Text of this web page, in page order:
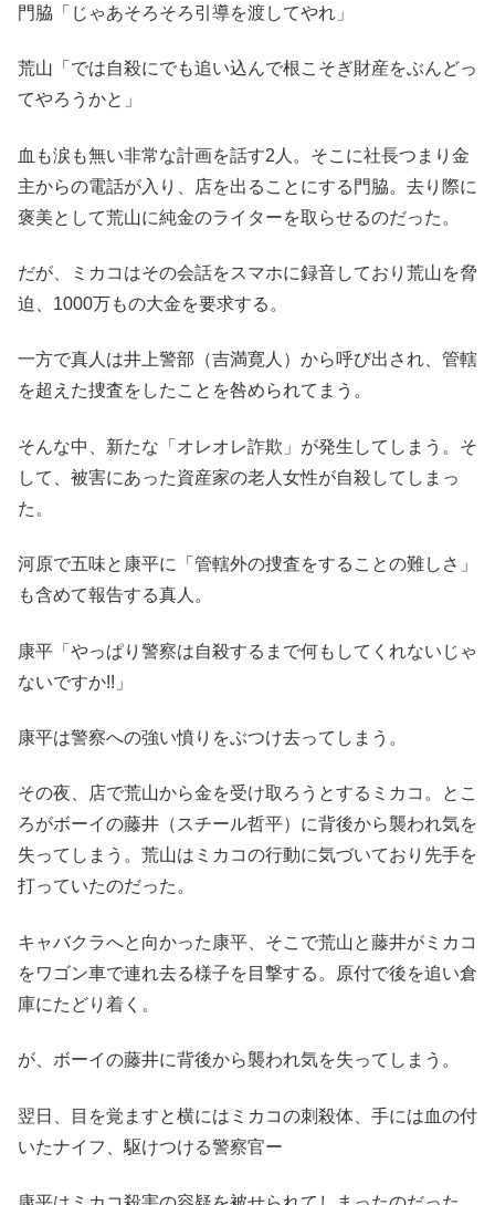
門脇「じゃあそろそろ引導を渡してやれ」
荒山「では自殺にでも追い込んで根こそぎ財産をぶんどっ
てやろうかと」
血も涙も無い非常な計画を話す2人。そこに社長つまり金
主からの電話が入り、店を出ることにする門脇。去り際に
褒美として荒山に純金のライターを取らせるのだった。
だが、ミカコはその会話をスマホに録音しており荒山を脅
迫、1000万もの大金を要求する。
一方で真人は井上警部（吉満寛人）から呼び出され、管轄
を超えた捜査をしたことを咎められてまう。
そんな中、新たな「オレオレ詐欺」が発生してしまう。そ
して、被害にあった資産家の老人女性が自殺してしまっ
た。
河原で五味と康平に「管轄外の捜査をすることの難しさ」
も含めて報告する真人。
康平「やっぱり警察は自殺するまで何もしてくれないじゃ
ないですか!!」
康平は警察への強い憤りをぶつけ去ってしまう。
その夜、店で荒山から金を受け取ろうとするミカコ。とこ
ろがボーイの藤井（スチール哲平）に背後から襲われ気を
失ってしまう。荒山はミカコの行動に気づいており先手を
打っていたのだった。
キャバクラへと向かった康平、そこで荒山と藤井がミカコ
をワゴン車で連れ去る様子を目撃する。原付で後を追い倉
庫にたどり着く。
が、ボーイの藤井に背後から襲われ気を失ってしまう。
翌日、目を覚ますと横にはミカコの刺殺体、手には血の付
いたナイフ、駆けつける警察官ー